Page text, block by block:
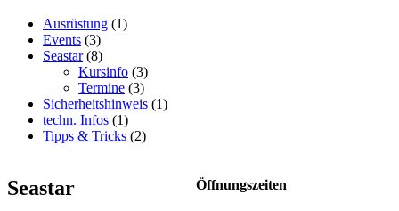
Ausrüstung (1)
Events (3)
Seastar(8)
Kursinfo (3)
Termine (3)
Sicherheitshinweis (1)
techn. Infos (1)
Tipps & Tricks (2)
Seastar Öffnungszeiten